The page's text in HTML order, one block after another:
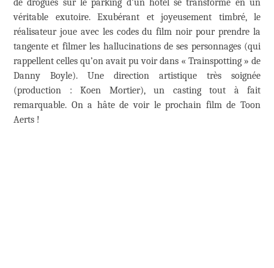
de drogues sur le parking d’un hôtel se transforme en un
véritable exutoire. Exubérant et joyeusement timbré, le
réalisateur joue avec les codes du film noir pour prendre la
tangente et filmer les hallucinations de ses personnages (qui
rappellent celles qu’on avait pu voir dans « Trainspotting » de
Danny Boyle). Une direction artistique très soignée
(production : Koen Mortier), un casting tout à fait
remarquable. On a hâte de voir le prochain film de Toon
Aerts !